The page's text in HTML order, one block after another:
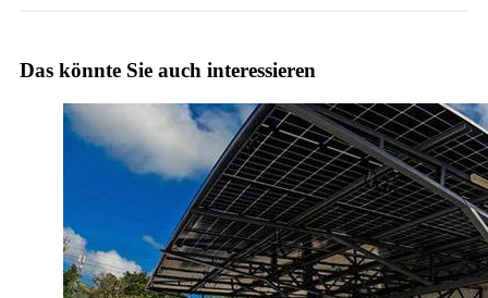
Das könnte Sie auch interessieren